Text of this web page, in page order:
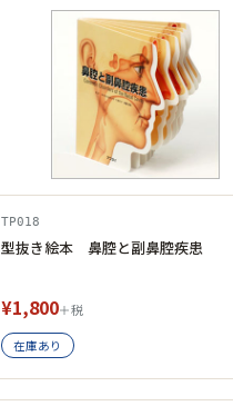
TP018
型抜き絵本 鼻腔と副鼻腔疾患
¥1,800＋税
在庫あり